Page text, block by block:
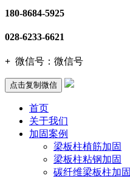
180-8684-5925
028-6233-6621
+ 微信号： 微信号
点击复制微信
首页
关于我们
加固案例
梁板柱植筋加固
梁板柱粘钢加固
碳纤维梁板柱加固